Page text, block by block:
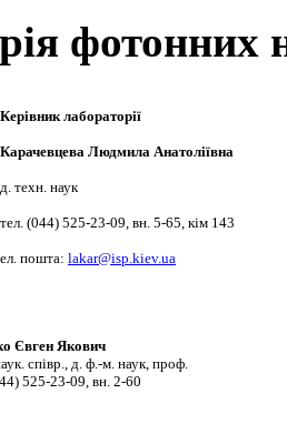
фотонних
Керівник лабораторії
Карачевцева Людмила Анатоліївна
д. техн. наук
тел. (044) 525-23-09, вн. 5-65, кім 143
ел. пошта: lakar@isp.kiev.ua
Євген Якович
співр., д. ф.-м. наук, проф.
525-23-09, вн. 2-60